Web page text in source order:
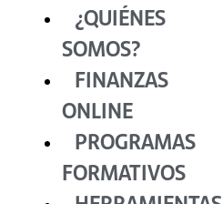
¿QUIÉNES
SOMOS?
FINANZAS
ONLINE
PROGRAMAS
FORMATIVOS